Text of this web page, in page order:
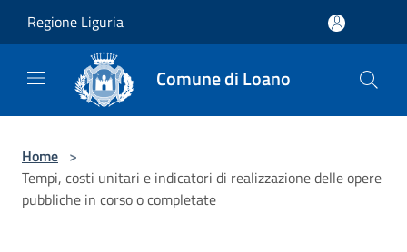
Regione Liguria
Comune di Loano
Home >
Tempi, costi unitari e indicatori di realizzazione delle opere
pubbliche in corso o completate